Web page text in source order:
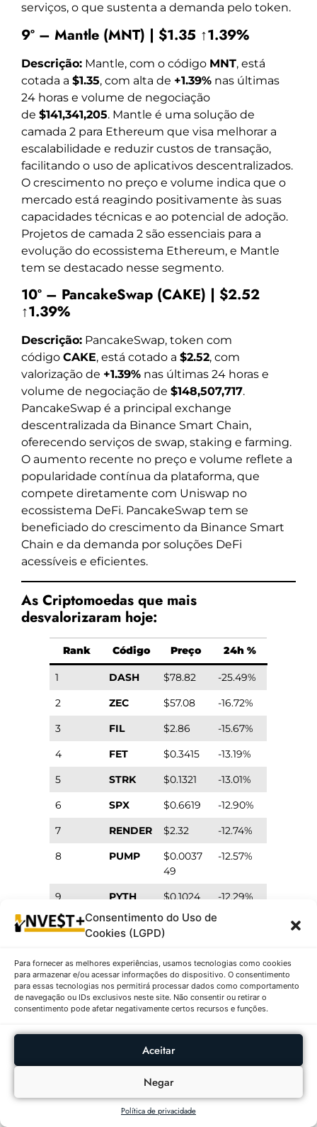
Consentimento do Uso de
Cookies (LGPD)
Para fornecer as melhores experiências, usamos tecnologias como cookies
para armazenar e/ou acessar informações do dispositivo. O consentimento
para essas tecnologias nos permitirá processar dados como comportamento
de navegação ou IDs exclusivos neste site. Não consentir ou retirar o
consentimento pode afetar negativamente certos recursos e funções.
Aceitar
Negar
Política de privacidade
serviços, o que sustenta a demanda pelo token.
9º – Mantle (MNT) | $1.35 ↑1.39%
Descrição: Mantle, com o código MNT, está
cotada a $1.35, com alta de +1.39% nas últimas
24 horas e volume de negociação
de $141,341,205. Mantle é uma solução de
camada 2 para Ethereum que visa melhorar a
escalabilidade e reduzir custos de transação,
facilitando o uso de aplicativos descentralizados.
O crescimento no preço e volume indica que o
mercado está reagindo positivamente às suas
capacidades técnicas e ao potencial de adoção.
Projetos de camada 2 são essenciais para a
evolução do ecossistema Ethereum, e Mantle
tem se destacado nesse segmento.
10º – PancakeSwap (CAKE) | $2.52
↑1.39%
Descrição: PancakeSwap, token com
código CAKE, está cotado a $2.52, com
valorização de +1.39% nas últimas 24 horas e
volume de negociação de $148,507,717.
PancakeSwap é a principal exchange
descentralizada da Binance Smart Chain,
oferecendo serviços de swap, staking e farming.
O aumento recente no preço e volume reflete a
popularidade contínua da plataforma, que
compete diretamente com Uniswap no
ecossistema DeFi. PancakeSwap tem se
beneficiado do crescimento da Binance Smart
Chain e da demanda por soluções DeFi
acessíveis e eficientes.
As Criptomoedas que mais
desvalorizaram hoje:
Rank Código Preço 24h %
1 DASH $78.82
-25.49%
2
ZEC $57.08
-16.72%
3
FIL $2.86
-15.67%
4
FET $0.3415
-13.19%
5
STRK $0.1321
-13.01%
6
SPX $0.6619
-12.90%
7
RENDER $2.32
-12.74%
8
PUMP
$0.0037
49
-12.57%
9 PYTH $0.1024
-12.29%
10
TAO $367.75
1º – Dash (DASH) | $78.82 ↓25.49%
Descrição:Dash (DASH) ocupa a primeira
posição neste ranking com um preço
de$78.82e uma variação negativa
nas últimas 24 horas, registrando um
volume de negociação de$778,083,124. Dash é
uma criptomoeda focada em privacidade e
velocidade de transações, sendo considerada
uma das pioneiras no segmento de moedas